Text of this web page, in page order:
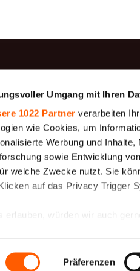
Umgang mit Ihren
1022 Partner verarbeiten
wie Cookies, um
Werbung und
sowie Entwicklung
welche Zwecke nutzt. Sie
auf das Privacy Trigger
erlauben, würden wir auch
durch aktives Scannen
Präferenzen
Jutegewebe
Filz
Siebfiltergewebe (
26 - 1950 μm)
Canvas Gewebe,
Cotton Duck
g/m2